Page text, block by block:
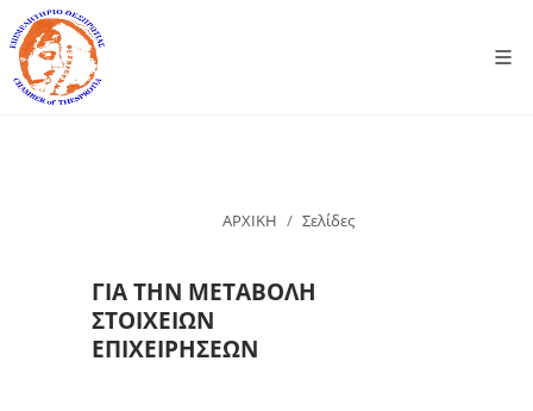
ΑΡΧΙΚΗ Σελίδες
ΓΙΑ ΤΗΝ ΜΕΤΑΒΟΛΗ
ΣΤΟΙΧΕΙΩΝ
ΕΠΙΧΕΙΡΗΣΕΩΝ